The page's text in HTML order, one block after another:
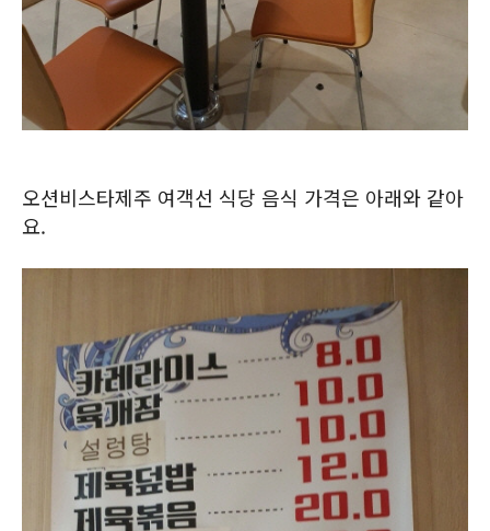
오션비스타제주 여객선 식당 음식 가격은 아래와 같아
요.